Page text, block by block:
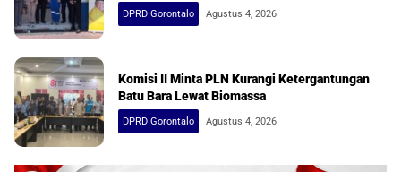
DPRD Gorontalo Agustus 4, 2026
Komisi II Minta PLN Kurangi Ketergantungan
Batu Bara Lewat Biomassa
DPRD Gorontalo Agustus 4, 2026